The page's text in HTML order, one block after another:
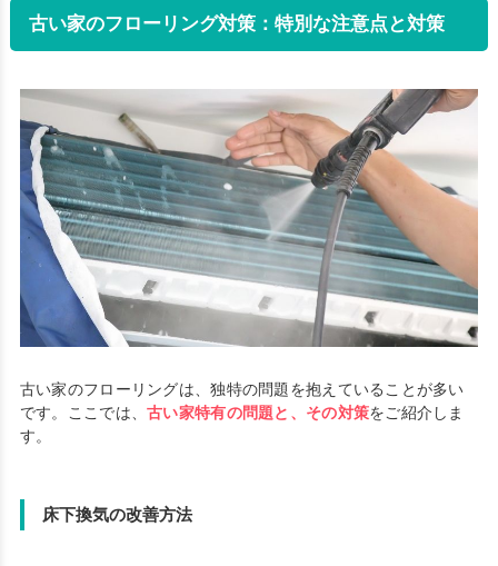
古い家のフローリング対策：特別な注意点と対策
古い家のフローリングは、独特の問題を抱えていることが多い
です。ここでは、古い家特有の問題と、その対策をご紹介しま
す。
床下換気の改善方法